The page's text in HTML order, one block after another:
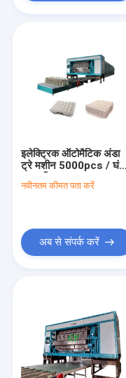
इलेक्ट्रिक ऑटोमैटिक अंडा
ट्रे मशीन 5000pcs / घंटे
नवीनतम कीमत पता करें
अब से संपर्क करें